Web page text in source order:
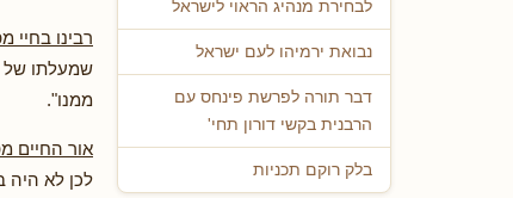
לבחירת מנהיג הראוי לישראל
נבואת ירמיהו לעם ישראל
דבר תורה לפרשת פינחס עם
הרבנית בקשי דורון תחי'
בלק רוקם תכניות
רבינו בחיי
שמעלתו של
ממנו".
אור החיים
לכן לא היה